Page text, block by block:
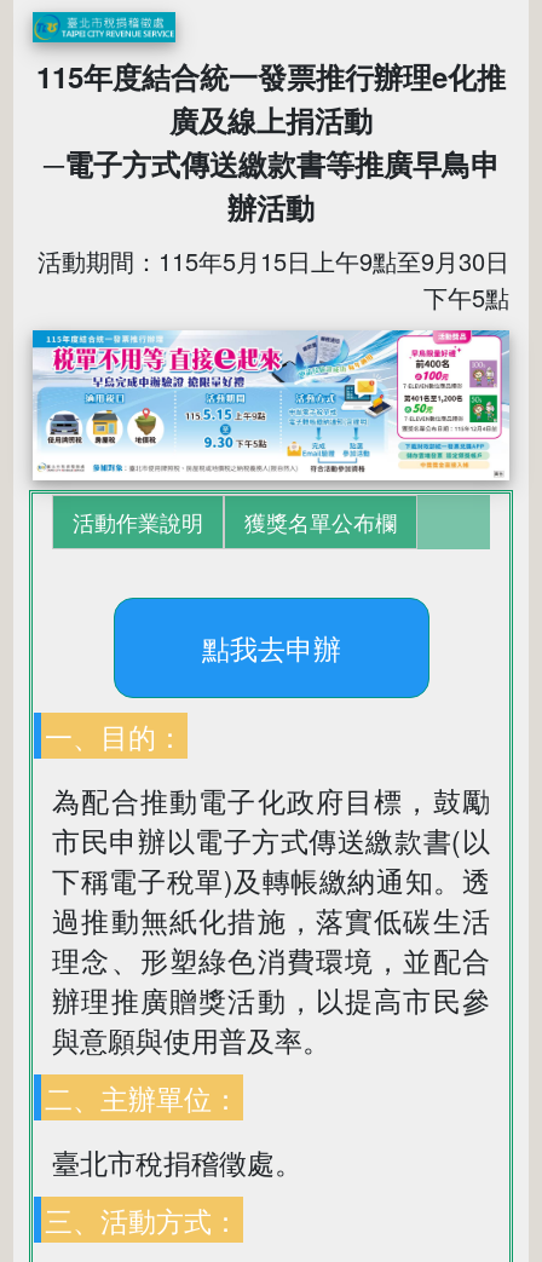
115年度結合統一發票推行辦理e化推
廣及線上捐活動
─電子方式傳送繳款書等推廣早鳥申
辦活動
活動期間：115年5月15日上午9點至9月30日
下午5點
活動作業說明 獲獎名單公布欄
點我去申辦
一、目的：
為配合推動電子化政府目標，鼓勵
市民申辦以電子方式傳送繳款書(以
下稱電子稅單)及轉帳繳納通知。透
過推動無紙化措施，落實低碳生活
理念、形塑綠色消費環境，並配合
辦理推廣贈獎活動，以提高市民參
與意願與使用普及率。
二、主辦單位：
臺北市稅捐稽徵處。
三、活動方式：